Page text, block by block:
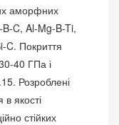
аморфних
B-C, Al-Mg-B-Ti,
C. Покриття
40 ГПа і
Розроблені
в якості
стійких